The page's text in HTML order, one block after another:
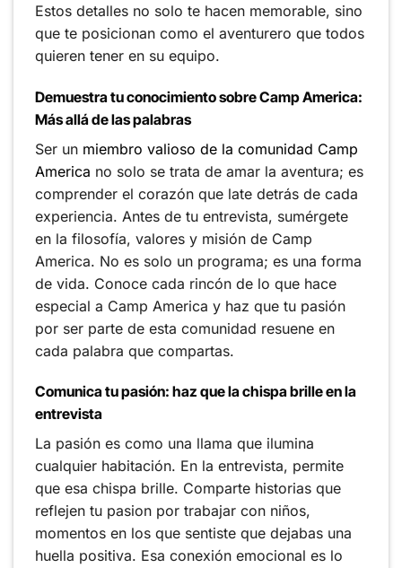
Estos detalles no solo te hacen memorable, sino
que te posicionan como el aventurero que todos
quieren tener en su equipo.
Demuestra tu conocimiento sobre Camp America:
Más allá de las palabras
Ser un miembro valioso de la comunidad Camp
America no solo se trata de amar la aventura; es
comprender el corazón que late detrás de cada
experiencia. Antes de tu entrevista, sumérgete
en la filosofía, valores y misión de Camp
America. No es solo un programa; es una forma
de vida. Conoce cada rincón de lo que hace
especial a Camp America y haz que tu pasión
por ser parte de esta comunidad resuene en
cada palabra que compartas.
Comunica tu pasión: haz que la chispa brille en la
entrevista
La pasión es como una llama que ilumina
cualquier habitación. En la entrevista, permite
que esa chispa brille. Comparte historias que
reflejen tu pasion por trabajar con niños,
momentos en los que sentiste que dejabas una
huella positiva. Esa conexión emocional es lo